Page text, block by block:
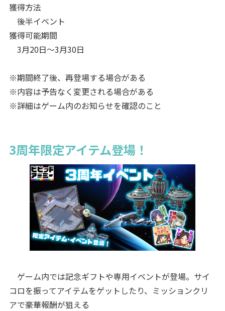
獲得方法
後半イベント
獲得可能期間
3月20日～3月30日
※期間終了後、再登場する場合がある
※内容は予告なく変更される場合がある
※詳細はゲーム内のお知らせを確認のこと
3周年限定アイテム登場！
ゲーム内では記念ギフトや専用イベントが登場。サイ
コロを振ってアイテムをゲットしたり、ミッションクリ
アで豪華報酬が狙える